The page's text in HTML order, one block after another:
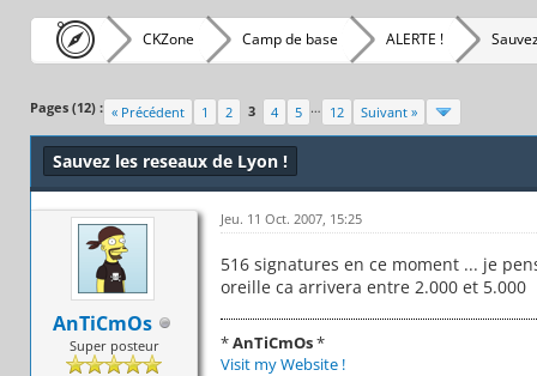
CKZone Camp de base ALERTE !
Pages (12) : « Précédent 1 2 3 4 5 … 12 Suivant »
Sauvez les reseaux de Lyon !
AnTiCmOs
Super posteur
Jeu. 11 Oct. 2007, 15:25
516 signatures en ce moment ... je
oreille ca arrivera entre 2.000 et 5.000
*AnTiCmOs*
Visit my Website !